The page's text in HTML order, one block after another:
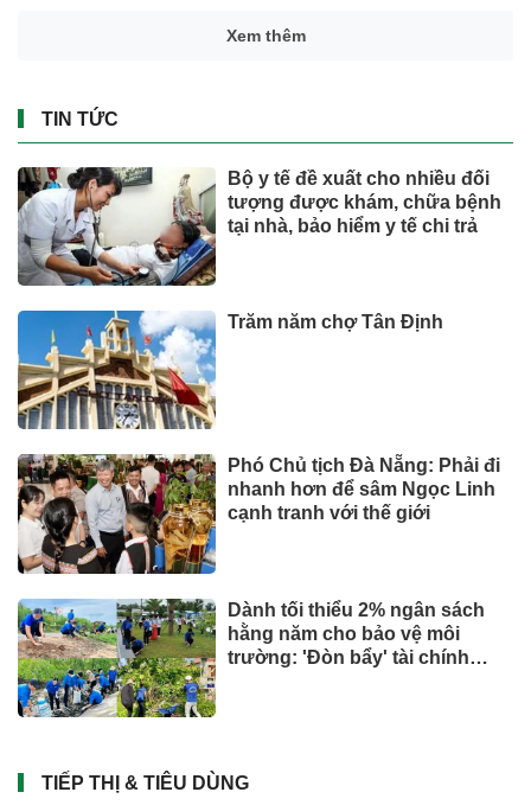
Xem thêm
TIN TỨC
Bộ y tế đề xuất cho nhiều đối
tượng được khám, chữa bệnh
tại nhà, bảo hiểm y tế chi trả
Trăm năm chợ Tân Định
Phó Chủ tịch Đà Nẵng: Phải đi
nhanh hơn để sâm Ngọc Linh
cạnh tranh với thế giới
Dành tối thiểu 2% ngân sách
hằng năm cho bảo vệ môi
trường: 'Đòn bẩy' tài chính
TIẾP THỊ & TIÊU DÙNG